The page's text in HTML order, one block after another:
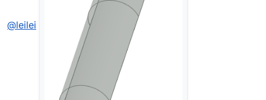
@leilei